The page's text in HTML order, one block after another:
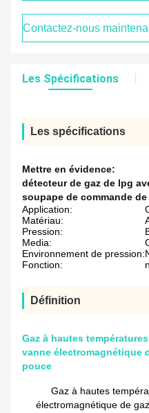
Contactez-nous
Les Spécifications
Les spécifications
Mettre en évidence:
détecteur de gaz de lpg
soupape de commande de
Application:
Matériau:
Pression:
Media:
Environnement de pression:
Fonction:
Définition
Gaz à hautes
vanne électromagnétique
pouce
Gaz à hautes
électromagnétique de